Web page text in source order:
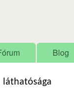
Blog
láthatósága